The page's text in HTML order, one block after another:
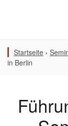
Startseite ›
in Berlin